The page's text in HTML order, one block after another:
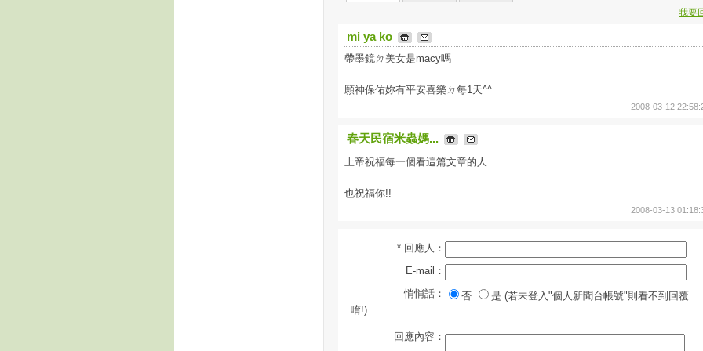
我要
mi ya ko
帶墨鏡ㄉ美女是macy嗎
願神保佑妳有平安喜樂ㄉ每1天^^
2008-03-12
春天民宿米蟲媽...
上帝祝福每一個看這篇文章的人
也祝福你!!
2008-03-13
* 回應人：
E-mail：
悄悄話：
否
是 (若未登入"個人新聞台帳號"則看不到回覆
唷!)
回應內容：